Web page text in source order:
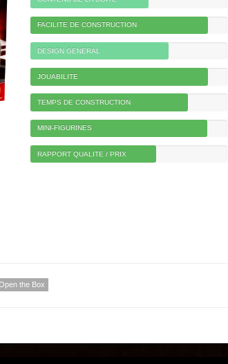
FACILITE DE CONSTRUCTION
DESIGN GENERAL
JOUABILITE
TEMPS DE CONSTRUCTION
MINI-FIGURINES
RAPPORT QUALITE / PRIX
the Box